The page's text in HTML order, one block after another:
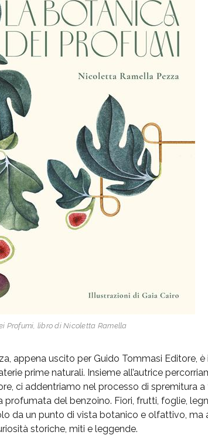
Profumi, libro di Nicoletta Ramella
appena uscito per Guido Tommasi Editore,
prime naturali. Insieme all’autrice
ci addentriamo nel processo di spremitura
del benzoino. Fiori, frutti, foglie,
da un punto di vista botanico e olfattivo, ma
storiche, miti e leggende.